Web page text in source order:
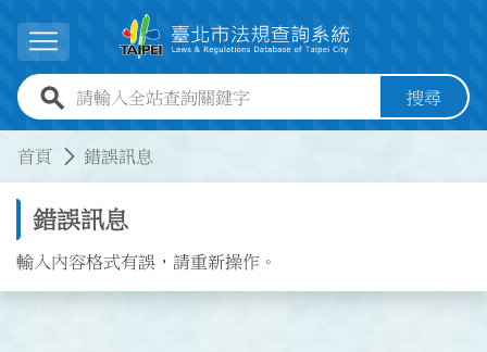
展開選單
全站查詢關鍵字欄位 搜尋
首頁 錯誤訊息
錯誤訊息
輸入內容格式有誤，請重新操作。